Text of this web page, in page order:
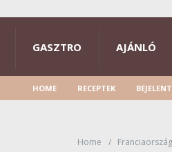
GASZTRO AJÁNLÓ
HOME RECEPTEK
Home